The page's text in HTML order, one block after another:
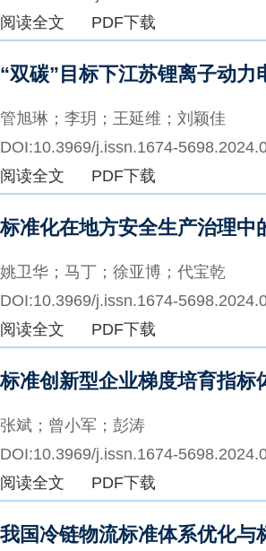
阅读全文
PDF下载
“双碳”目标下江苏锂离子动
管旭琳；李玥；王延维；刘颖佳
DOI:10.3969/j.issn.1674-
阅读全文
PDF下载
标准化在地方安全生产治理中
姚卫华；马丁；徐亚博；代宝乾
DOI:10.3969/j.issn.1674-
阅读全文
PDF下载
标准创新型企业梯度培育指标
张斌；曾小军；彭涛
DOI:10.3969/j.issn.1674-
阅读全文
PDF下载
我国冷链物流标准体系优化与